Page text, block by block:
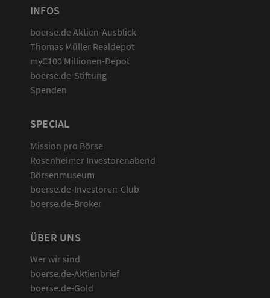
INFOS
boerse.de Aktien-Ausblick
Thomas Müller Realdepot
myC100 Millionen-Depot
boerse.de-Stiftung
Spenden
SPECIAL
Mission pro Börse
Rosenheimer Investorenabend
Börsenmuseum
boerse.de-Investoren-Club
boerse.de-Broker
ÜBER UNS
Wer wir sind
boerse.de-Aktienbrief
boerse.de-Gold